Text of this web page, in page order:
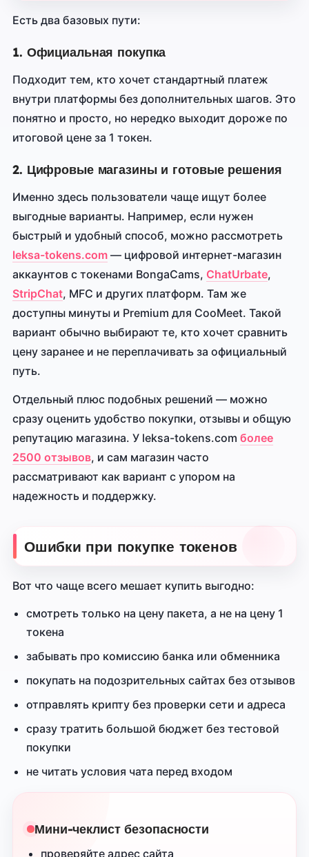
Есть два базовых пути:
1. Официальная покупка
Подходит тем, кто хочет стандартный платеж
внутри платформы без дополнительных шагов. Это
понятно и просто, но нередко выходит дороже по
итоговой цене за 1 токен.
2. Цифровые магазины и готовые решения
Именно здесь пользователи чаще ищут более
выгодные варианты. Например, если нужен
быстрый и удобный способ, можно рассмотреть
leksa-tokens.com — цифровой интернет-магазин
аккаунтов с токенами BongaCams, ChatUrbate,
StripChat, MFC и других платформ. Там же
доступны минуты и Premium для CooMeet. Такой
вариант обычно выбирают те, кто хочет сравнить
цену заранее и не переплачивать за официальный
путь.
Отдельный плюс подобных решений — можно
сразу оценить удобство покупки, отзывы и общую
репутацию магазина. У leksa-tokens.com более
2500 отзывов, и сам магазин часто
рассматривают как вариант с упором на
надежность и поддержку.
Ошибки при покупке токенов
Вот что чаще всего мешает купить выгодно:
смотреть только на цену пакета, а не на цену 1
токена
забывать про комиссию банка или обменника
покупать на подозрительных сайтах без отзывов
отправлять крипту без проверки сети и адреса
сразу тратить большой бюджет без тестовой
покупки
не читать условия чата перед входом
Мини-чеклист безопасности
проверяйте адрес сайта